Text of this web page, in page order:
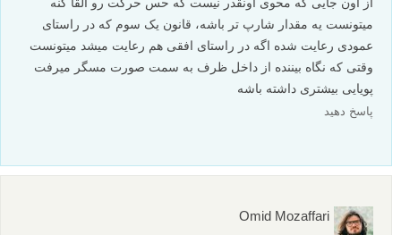
میتونست یه مقدار شارپ تر باشه، قانون یک سوم که در راستای
عمودی رعایت شده اگه در راستای افقی هم رعایت میشد میتونست
وقتی که نگاه بیننده از داخل ظرف به سمت صورت مسگر میرفت
پویایی بیشتری داشته باشه
پاسخ دهید
Omid Mozaffari